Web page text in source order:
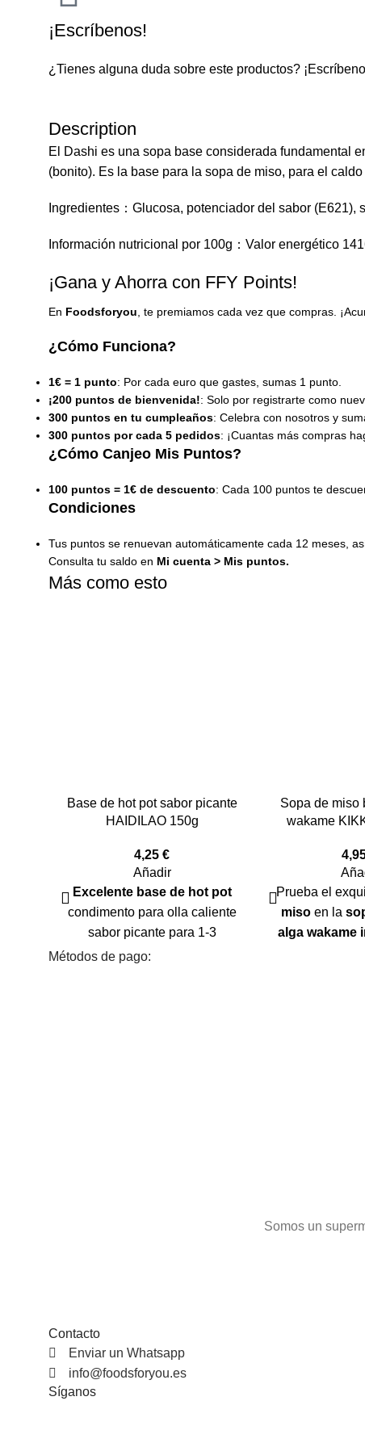
¡Escríbenos!
¿Tienes alguna duda sobre este productos?
Description
El Dashi es una sopa base considerada fundamental
(bonito). Es la base para la sopa de miso, para el
Ingredientes：Glucosa, potenciador del sabor
Información nutricional por 100g：Valor energético
¡Gana y Ahorra con FFY Points!
En Foodsforyou, te premiamos cada vez que compras.
¿Cómo Funciona?
1€ = 1 punto: Por cada euro que gastes, sumas 1 punto.
¡200 puntos de bienvenida!: Solo por registrarte como
300 puntos en tu cumpleaños: Celebra con nosotros y
300 puntos por cada 5 pedidos: ¡Cuantas más compras
¿Cómo Canjeo Mis Puntos?
100 puntos = 1€ de descuento: Cada 100 puntos te
Condiciones
Tus puntos se renuevan automáticamente cada 12 meses,
Consulta tu saldo en Mi cuenta > Mis puntos.
Más como esto
Base de hot pot sabor picante
HAIDILAO 150g
4,25€
Añadir
Excelente base de hot pot
condimento para olla caliente
sabor picante para 1-3
personas. El hot-pot es un plato
Sopa de miso
wakame
Prueba el
misoen la
alga wakame
Métodos de pago:
Somos un
Contacto
Enviar un Whatsapp
info@foodsforyou.es
Síganos